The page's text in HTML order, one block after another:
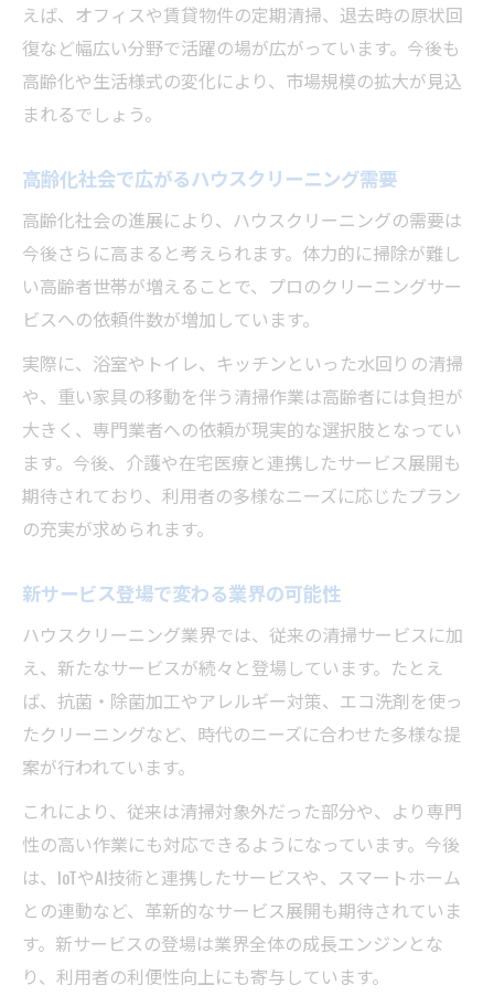
えば、オフィスや賃貸物件の定期清掃、退去時の原状回
復など幅広い分野で活躍の場が広がっています。今後も
高齢化や生活様式の変化により、市場規模の拡大が見込
まれるでしょう。
高齢化社会で広がるハウスクリーニング需要
高齢化社会の進展により、ハウスクリーニングの需要は
今後さらに高まると考えられます。体力的に掃除が難し
い高齢者世帯が増えることで、プロのクリーニングサー
ビスへの依頼件数が増加しています。
実際に、浴室やトイレ、キッチンといった水回りの清掃
や、重い家具の移動を伴う清掃作業は高齢者には負担が
大きく、専門業者への依頼が現実的な選択肢となってい
ます。今後、介護や在宅医療と連携したサービス展開も
期待されており、利用者の多様なニーズに応じたプラン
の充実が求められます。
新サービス登場で変わる業界の可能性
ハウスクリーニング業界では、従来の清掃サービスに加
え、新たなサービスが続々と登場しています。たとえ
ば、抗菌・除菌加工やアレルギー対策、エコ洗剤を使っ
たクリーニングなど、時代のニーズに合わせた多様な提
案が行われています。
これにより、従来は清掃対象外だった部分や、より専門
性の高い作業にも対応できるようになっています。今後
は、IoTやAI技術と連携したサービスや、スマートホーム
との連動など、革新的なサービス展開も期待されていま
す。新サービスの登場は業界全体の成長エンジンとな
り、利用者の利便性向上にも寄与しています。